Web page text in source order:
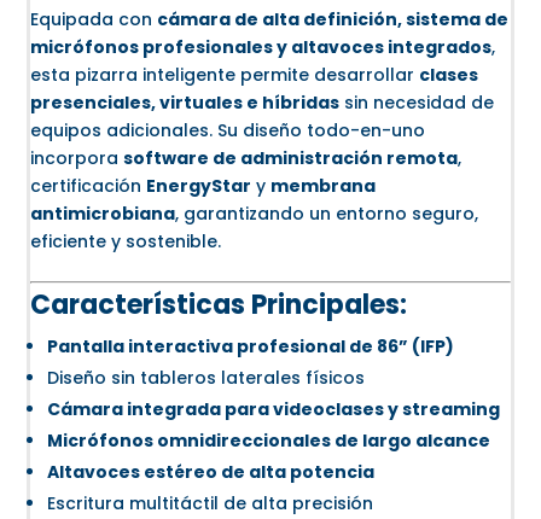
Equipada con cámara de alta definición, sistema de
micrófonos profesionales y altavoces integrados,
esta pizarra inteligente permite desarrollar clases
presenciales, virtuales e híbridas sin necesidad de
equipos adicionales. Su diseño todo-en-uno
incorporasoftware de administración remota,
certificación EnergyStar y membrana
antimicrobiana, garantizando un entorno seguro,
eficiente y sostenible.
Características Principales:
Pantalla interactiva profesional de 86” (IFP)
Diseño sin tableros laterales físicos
Cámara integrada para videoclases y streaming
Micrófonos omnidireccionales de largo alcance
Altavoces estéreo de alta potencia
Escritura multitáctil de alta precisión